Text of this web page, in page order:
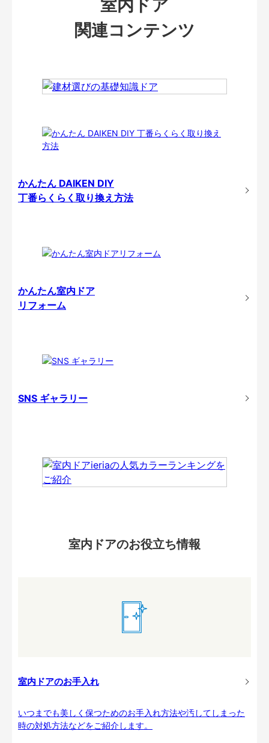
室内ドア
関連コンテンツ
かんたん DAIKEN DIY
丁番らくらく取り換え方法
かんたん室内ドア
リフォーム
SNS ギャラリー
室内ドアのお役立ち情報
室内ドアのお手入れ
いつまでも美しく保つためのお手入れ方法や汚してしまった
時の対処方法などをご紹介します。